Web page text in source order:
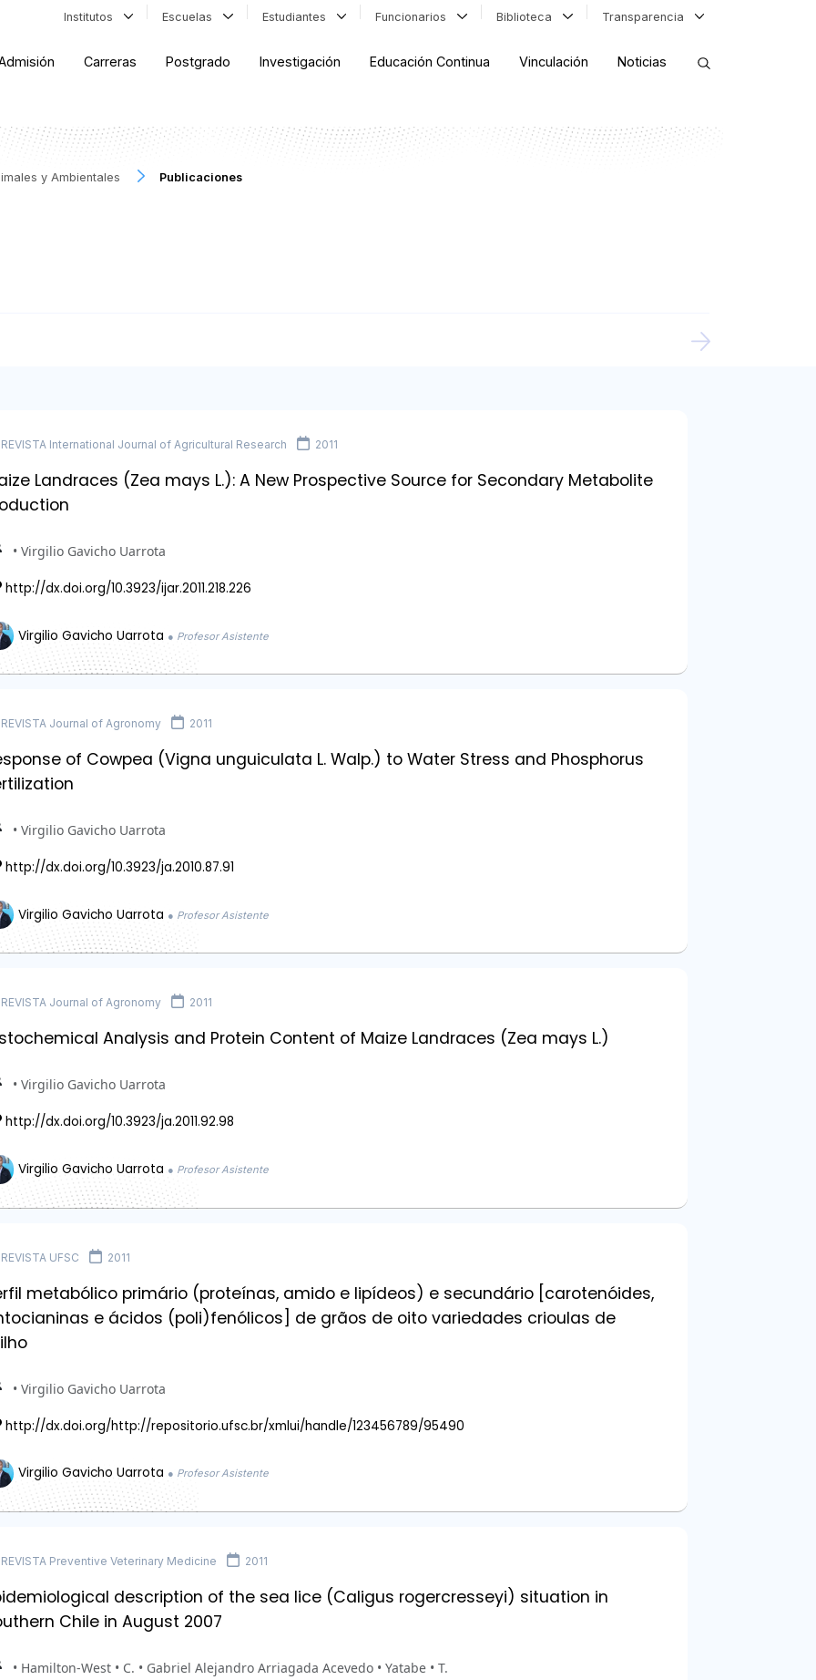
Institutos Escuelas Estudiantes Funcionarios Biblioteca Transparencia
Carreras Postgrado Investigación Educación Continua Vinculación Noticias
y Ambientales Publicaciones
International Journal of Agricultural Research 2011
Landraces (Zea mays L.): A New Prospective Source for Secondary Metabolite
• Virgilio Gavicho Uarrota
http://dx.doi.org/10.3923/ijar.2011.218.226
Virgilio Gavicho Uarrota ● Profesor Asistente
Journal of Agronomy 2011
of Cowpea (Vigna unguiculata L. Walp.) to Water Stress and Phosphorus
• Virgilio Gavicho Uarrota
http://dx.doi.org/10.3923/ja.2010.87.91
Virgilio Gavicho Uarrota ● Profesor Asistente
Journal of Agronomy 2011
Analysis and Protein Content of Maize Landraces (Zea mays L.)
• Virgilio Gavicho Uarrota
http://dx.doi.org/10.3923/ja.2011.92.98
Virgilio Gavicho Uarrota ● Profesor Asistente
UFSC 2011
metabólico primário (proteínas, amido e lipídeos) e secundário [carotenóides,
e ácidos (poli)fenólicos] de grãos de oito variedades crioulas de
• Virgilio Gavicho Uarrota
http://dx.doi.org/http://repositorio.ufsc.br/xmlui/handle/123456789/95490
Virgilio Gavicho Uarrota ● Profesor Asistente
Preventive Veterinary Medicine 2011
description of the sea lice (Caligus rogercresseyi) situation in
Chile in August 2007
• Hamilton-West • C. • Gabriel Alejandro Arriagada Acevedo • Yatabe • T.